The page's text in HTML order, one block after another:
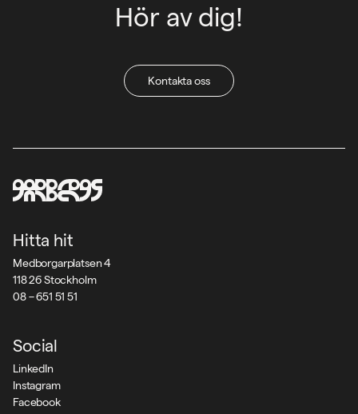
Hör av dig!
Kontakta oss
Hitta hit
Medborgarplatsen 4
118 26 Stockholm
08 – 651 51 51
Social
LinkedIn
Instagram
Facebook